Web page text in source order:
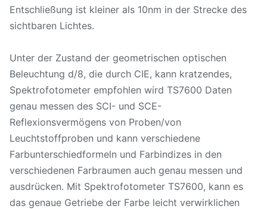
Entschließung ist kleiner als 10nm in der Strecke des
sichtbaren Lichtes.
Unter der Zustand der geometrischen optischen
Beleuchtung d/8, die durch CIE, kann kratzendes,
Spektrofotometer empfohlen wird TS7600 Daten
genau messen des SCI- und SCE-
Reflexionsvermögens von Proben/von
Leuchtstoffproben und kann verschiedene
Farbunterschiedformeln und Farbindizes in den
verschiedenen Farbraumen auch genau messen und
ausdrücken. Mit Spektrofotometer TS7600, kann es
das genaue Getriebe der Farbe leicht verwirklichen